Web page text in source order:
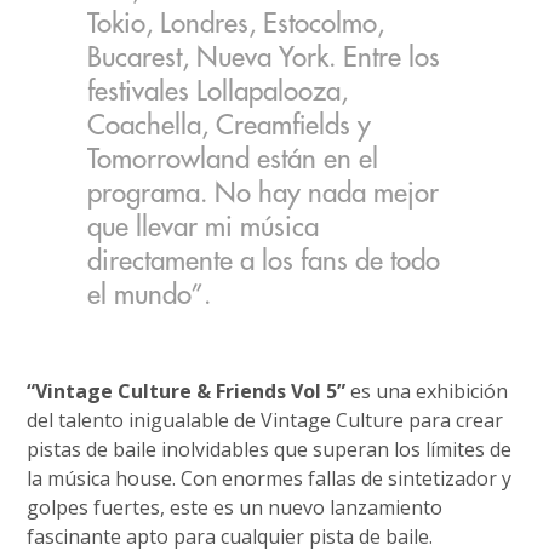
Tokio, Londres, Estocolmo,
Bucarest, Nueva York. Entre los
festivales Lollapalooza,
Coachella, Creamfields y
Tomorrowland están en el
programa. No hay nada mejor
que llevar mi música
directamente a los fans de todo
el mundo”.
“Vintage Culture & Friends Vol 5”es una exhibición
del talento inigualable de Vintage Culture para crear
pistas de baile inolvidables que superan los límites de
la música house. Con enormes fallas de sintetizador y
golpes fuertes, este es un nuevo lanzamiento
fascinante apto para cualquier pista de baile.